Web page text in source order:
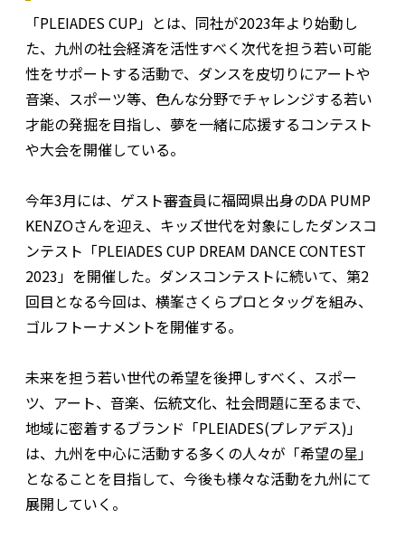
「PLEIADES CUP」とは、同社が2023年より始動し
た、九州の社会経済を活性すべく次代を担う若い可能
性をサポートする活動で、ダンスを皮切りにアートや
音楽、スポーツ等、色んな分野でチャレンジする若い
才能の発掘を目指し、夢を一緒に応援するコンテスト
や大会を開催している。
今年3月には、ゲスト審査員に福岡県出身のDA PUMP
KENZOさんを迎え、キッズ世代を対象にしたダンスコ
ンテスト「PLEIADES CUP DREAM DANCE CONTEST
2023」を開催した。ダンスコンテストに続いて、第2
回目となる今回は、横峯さくらプロとタッグを組み、
ゴルフトーナメントを開催する。
未来を担う若い世代の希望を後押しすべく、スポー
ツ、アート、音楽、伝統文化、社会問題に至るまで、
地域に密着するブランド「PLEIADES(プレアデス)」
は、九州を中心に活動する多くの人々が「希望の星」
となることを目指して、今後も様々な活動を九州にて
展開していく。